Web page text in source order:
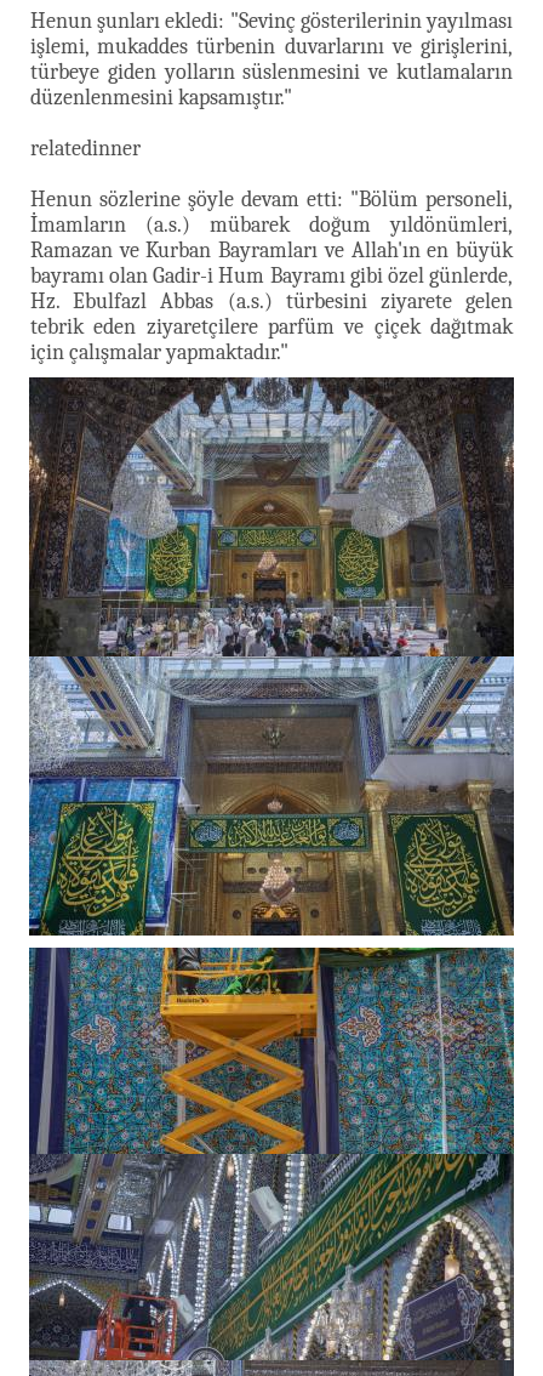
Henun şunları ekledi: "Sevinç gösterilerinin yayılması
işlemi, mukaddes türbenin duvarlarını ve girişlerini,
türbeye giden yolların süslenmesini ve kutlamaların
düzenlenmesini kapsamıştır."
relatedinner
Henun sözlerine şöyle devam etti: "Bölüm personeli,
İmamların (a.s.) mübarek doğum yıldönümleri,
Ramazan ve Kurban Bayramları ve Allah'ın en büyük
bayramı olan Gadir-i Hum Bayramı gibi özel günlerde,
Hz. Ebulfazl Abbas (a.s.) türbesini ziyarete gelen
tebrik eden ziyaretçilere parfüm ve çiçek dağıtmak
için çalışmalar yapmaktadır."